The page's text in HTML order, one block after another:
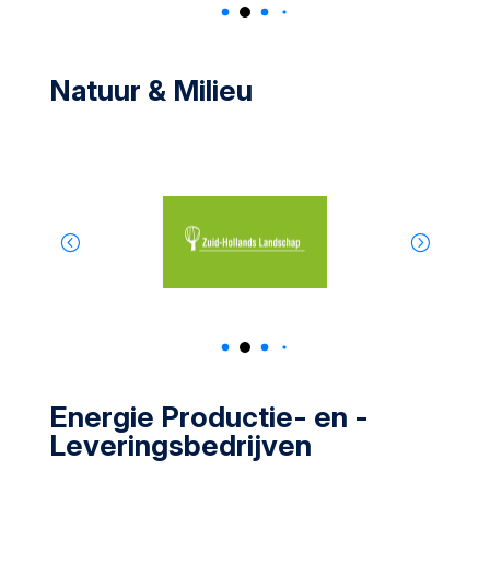
Natuur & Milieu
Energie Productie- en -
Leveringsbedrijven